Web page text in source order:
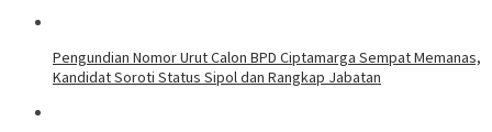
Pengundian Nomor Urut Calon BPD Ciptamarga Sempat Memanas,
Kandidat Soroti Status Sipol dan Rangkap Jabatan